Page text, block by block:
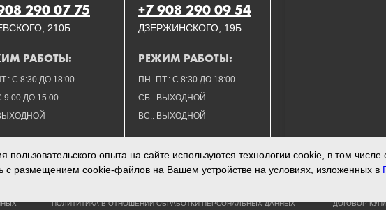
ДЗЕРЖИНСКОГО, 19Б
9:00 ДО 15:00
С 8:30 ДО 18:00
210Б
+7 908 290 09 54
РАБОТЫ:
ВС.: ВЫХОДНОЙ
СБ.: ВЫХОДНОЙ
ПН.-ПТ.: С 8:30 ДО 18:00
РЕЖИМ РАБОТЫ:
290 07 75
ДОГОВОР
ПОЛИТИТИКА В ОТНОШЕНИИ ОБРАБОТКИ ПЕРСОНАЛЬНЫХ ДАННЫХ
опыта на сайте используются технологии cookie, в том числе
с размещением cookie-файлов на Вашем устройстве на условиях, изложенных в